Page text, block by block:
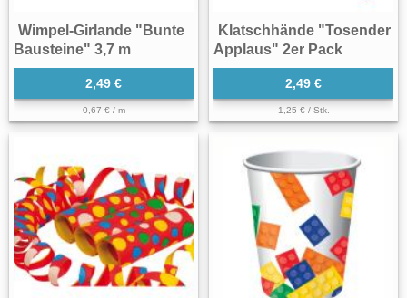
Wimpel-Girlande "Bunte
Bausteine" 3,7 m
2,49 €
0,67 € / m
Klatschhände "Tosender
Applaus" 2er Pack
2,49 €
1,25 € / Stk.